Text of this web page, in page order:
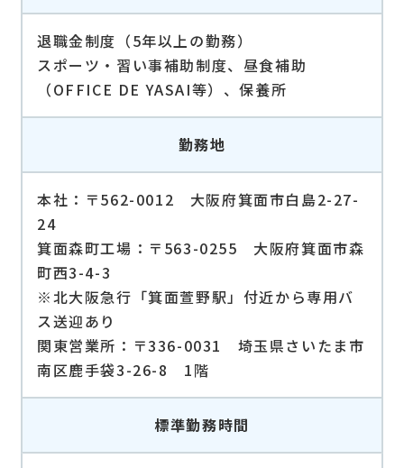
退職金制度（5年以上の勤務）
スポーツ・習い事補助制度、昼食補助
（OFFICE DE YASAI等）、保養所
勤務地
本社：〒562-0012 大阪府箕面市白島2-27-
24
箕面森町工場：〒563-0255 大阪府箕面市森
町西3-4-3
※北大阪急行「箕面萱野駅」付近から専用バ
ス送迎あり
関東営業所：〒336-0031 埼玉県さいたま市
南区鹿手袋3-26-8 1階
標準勤務時間